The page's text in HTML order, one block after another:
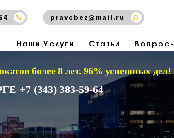
pravobez@mail.ru @
Наши Услуги Статьи
более 8 лет. 96% успешных дел!
(343) 383-59-64